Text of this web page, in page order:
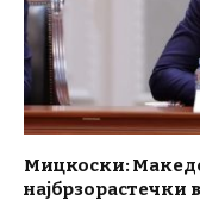
Мицкоски:
најбрзорастечки